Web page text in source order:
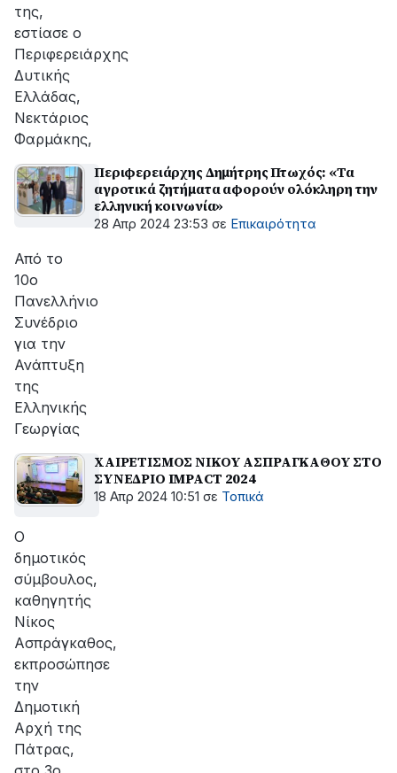
της,
εστίασε ο
Περιφερειάρχης
Δυτικής
Ελλάδας,
Νεκτάριος
Φαρμάκης,
Περιφερειάρχης Δημήτρης Πτωχός: «Τα
αγροτικά ζητήματα αφορούν ολόκληρη την
ελληνική κοινωνία»
28 Απρ 2024 23:53 σε Επικαιρότητα
Από το
10ο
Πανελλήνιο
Συνέδριο
για την
Ανάπτυξη
της
Ελληνικής
Γεωργίας
ΧΑΙΡΕΤΙΣΜΟΣ ΝΙΚΟΥ ΑΣΠΡΑΓΚΑΘΟΥ ΣΤΟ
ΣΥΝΕΔΡΙΟ IMPACT 2024
18 Απρ 2024 10:51 σε Τοπικά
Ο
δημοτικός
σύμβουλος,
καθηγητής
Νίκος
Ασπράγκαθος,
εκπροσώπησε
την
Δημοτική
Αρχή της
Πάτρας,